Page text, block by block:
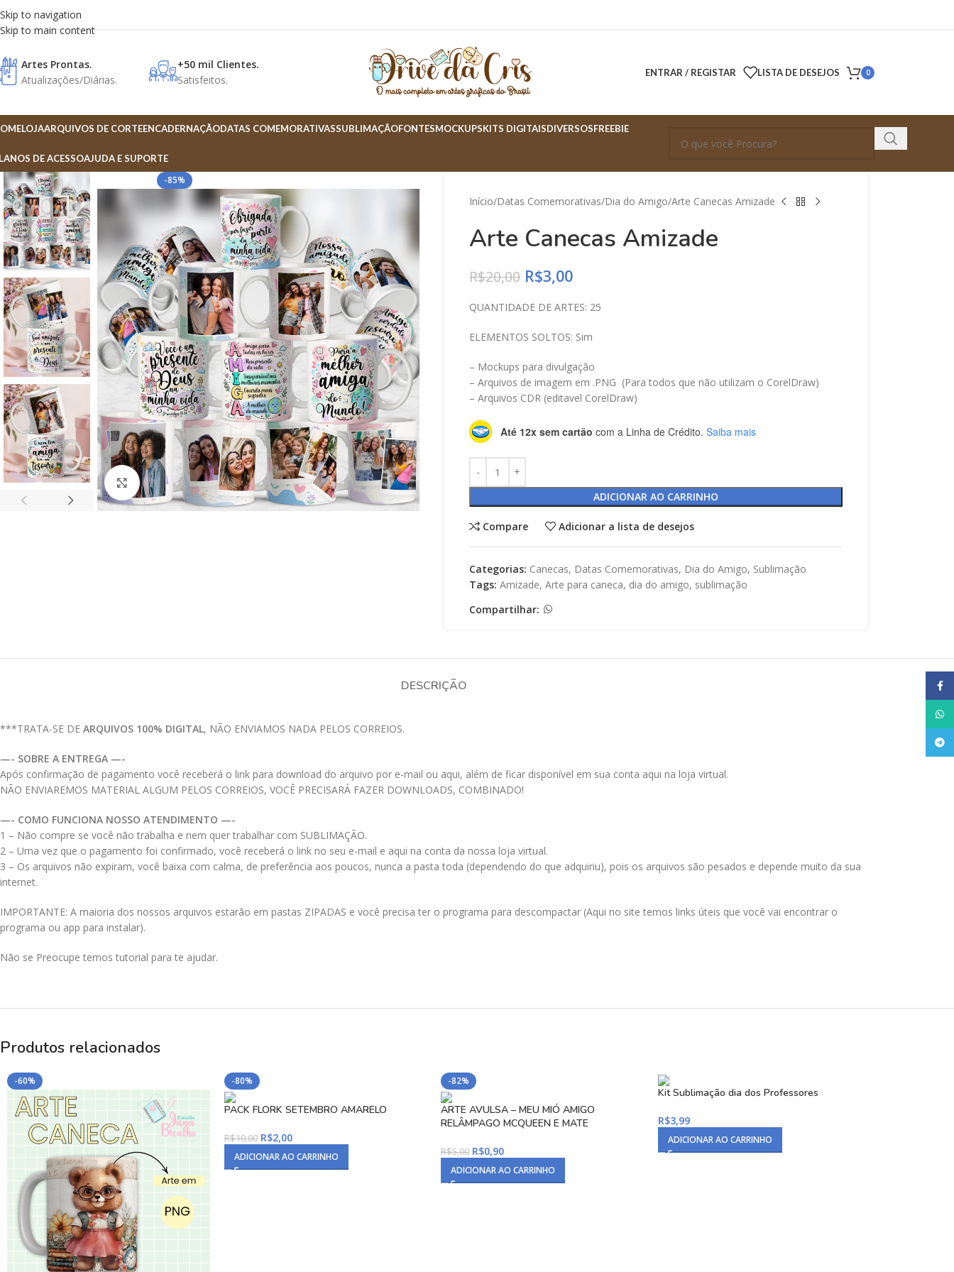
Skip to navigation
Skip to main content
Artes Prontas.
Atualizações/Diárias.
+50 mil Clientes.
Satisfeitos.
ENTRAR / REGISTAR LISTA DE DESEJOS 0
LOJAARQUIVOS DE CORTEENCADERNAÇÃODATAS COMEMORATIVASSUBLIMAÇÃOFONTESMOCKUPSKITS DIGITAISDIVERSOSFREEBIE
DE ACESSOAJUDA E SUPORTE
-85%
Click to enlarge
Início Datas Comemorativas Dia do Amigo Arte Canecas Amizade
Arte Canecas Amizade
R$20,00 R$3,00
QUANTIDADE DE ARTES: 25
ELEMENTOS SOLTOS: Sim
– Mockups para divulgação
– Arquivos de imagem em .PNG (Para todos que não utilizam o CorelDraw)
– Arquivos CDR (editavel CorelDraw)
Até 12x sem cartão com a Linha de Crédito. Saiba mais
ADICIONAR AO CARRINHO
Compare Adicionar a lista de desejos
Categorias: Canecas, Datas Comemorativas, Dia do Amigo, Sublimação
Tags: Amizade, Arte para caneca, dia do amigo, sublimação
Compartilhar:
DESCRIÇÃO
***TRATA-SE DE ARQUIVOS 100% DIGITAL, NÃO ENVIAMOS NADA PELOS CORREIOS.
—- SOBRE A ENTREGA —-
Após confirmação de pagamento você receberá o link para download do arquivo por e-mail ou aqui, além de ficar disponível em sua conta aqui na loja virtual.
NÃO ENVIAREMOS MATERIAL ALGUM PELOS CORREIOS, VOCÊ PRECISARÁ FAZER DOWNLOADS, COMBINADO!
—- COMO FUNCIONA NOSSO ATENDIMENTO —-
1 – Não compre se você não trabalha e nem quer trabalhar com SUBLIMAÇÃO.
2 – Uma vez que o pagamento foi confirmado, você receberá o link no seu e-mail e aqui na conta da nossa loja virtual.
3 – Os arquivos não expiram, você baixa com calma, de preferência aos poucos, nunca a pasta toda (dependendo do que adquiriu), pois os arquivos são pesados e depende muito da sua
internet.
IMPORTANTE: A maioria dos nossos arquivos estarão em pastas ZIPADAS e você precisa ter o programa para descompactar (Aqui no site temos links úteis que você vai encontrar o
programa ou app para instalar).
Não se Preocupe temos tutorial para te ajudar.
Produtos relacionados
-60% -80%
PACK FLORK SETEMBRO AMARELO
R$10,00 R$2,00
ADICIONAR AO CARRINHO
-82%
ARTE AVULSA – MEU MIÓ AMIGO
RELÂMPAGO MCQUEEN E MATE
R$5,00 R$0,90
ADICIONAR AO CARRINHO
Kit Sublimação dia dos Professores
R$3,99
ADICIONAR AO CARRINHO